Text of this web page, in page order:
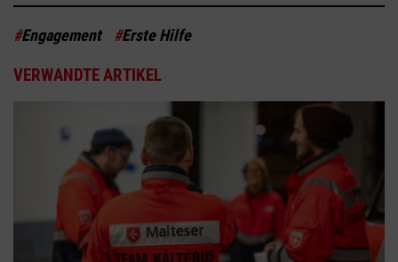
#Engagement #Erste Hilfe
VERWANDTE ARTIKEL